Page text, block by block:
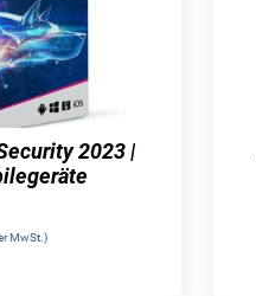
2023 |
MwSt.)